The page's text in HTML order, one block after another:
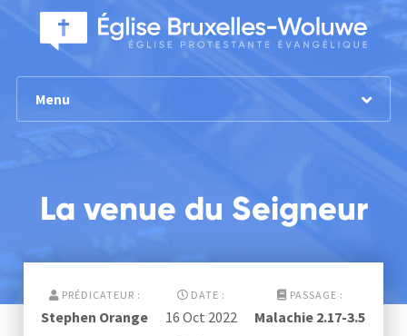
Menu
La venue du Seigneur
PRÉDICATEUR :
Stephen Orange
DATE :
16 Oct 2022
PASSAGE :
Malachie 2.17-3.5